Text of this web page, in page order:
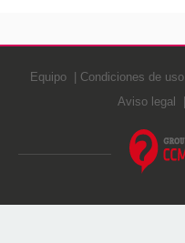
Equipo Condiciones de uso
Aviso legal